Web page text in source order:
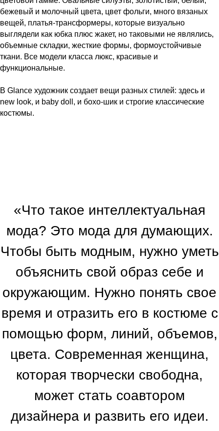
бежевый и молочный цвета, цвет фольги, много вязаных
вещей, платья-трансформеры, которые визуально
выглядели как юбка плюс жакет, но таковыми не являлись,
объемные складки, жесткие формы, формоустойчивые
ткани. Все модели класса люкс, красивые и
функциональные.
В Glance художник создает вещи разных стилей: здесь и
new look, и baby doll, и бохо-шик и строгие классические
костюмы.
«Что такое интеллектуальная
мода? Это мода для думающих.
Чтобы быть модным, нужно уметь
объяснить свой образ себе и
окружающим. Нужно понять свое
время и отразить его в костюме с
помощью форм, линий, объемов,
цвета. Современная женщина,
которая творчески свободна,
может стать соавтором
дизайнера и развить его идеи.